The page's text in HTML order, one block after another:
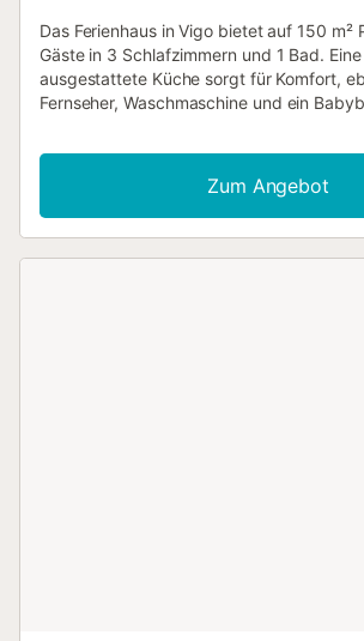
Das Ferienhaus in Vigo bietet auf 150 m²
Gäste in 3 Schlafzimmern und 1 Bad.
ausgestattete Küche sorgt für Komfort,
Fernseher, Waschmaschine und ein
und Büchern während des Aufenthalts.
Außenhof lädt zum Verweilen ein. Sie
der Straße parken. Bis zu 2 Haustiere mit
Maximalgewicht von je 10 kg sind
Zum Angebot